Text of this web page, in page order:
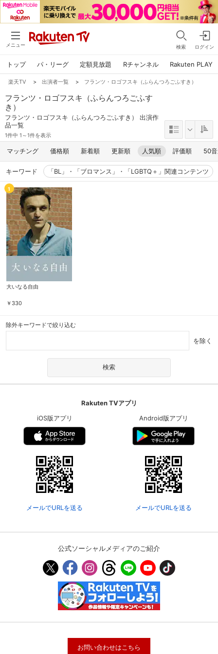
メニュー 検索 ログイン
トップ パ・リーグ 定額見放題 Rチャンネル Rakuten PLAY
楽天TV > 出演者一覧 > フランツ・ロゴフスキ（ふらんつろごふすき）
フランツ・ロゴフスキ（ふらんつろごふす
き）
フランツ・ロゴフスキ（ふらんつろごふすき） 出演作
品一覧
1件中 1～1件を表示
マッチング 価格順 新着順 更新順 人気順 評価順 50
キーワード 「BL」・「ブロマンス」・「LGBTQ＋」関連コンテンツ
1
大いなる自由
￥ 330
除外キーワードで絞り込む
を除く
Rakuten TVアプリ
iOS版アプリ
メールでURLを送る
Android版アプリ
メールでURLを送る
公式ソーシャルメディアのご紹介
お問い合わせはこちら